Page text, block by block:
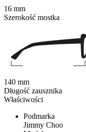
Właściwości
Podmarka
Jimmy Choo
16 mm
Szerokość mostka
140 mm
Długość zausznika